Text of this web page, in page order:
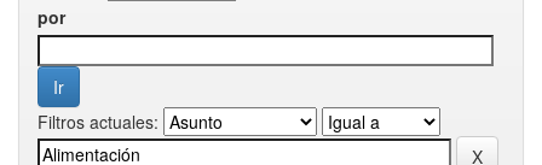
por
Filtros actuales: